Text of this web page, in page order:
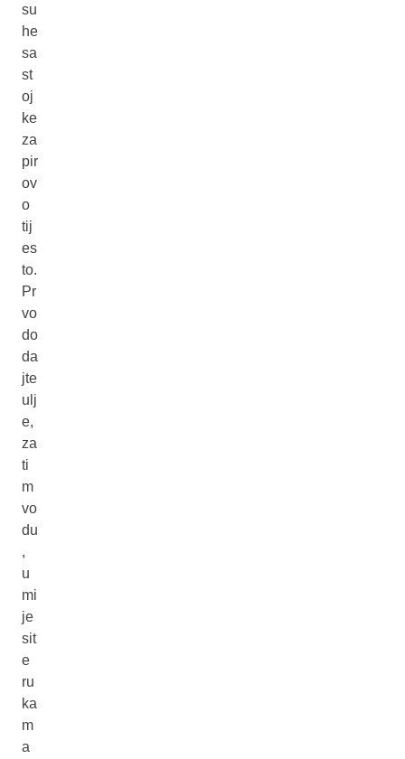
su
he
sa
st
oj
ke
za
pir
ov
o
tij
es
to.
Pr
vo
do
da
jte
ulj
e,
za
ti
m
vo
du
,
u
mi
je
sit
e
ru
ka
m
a